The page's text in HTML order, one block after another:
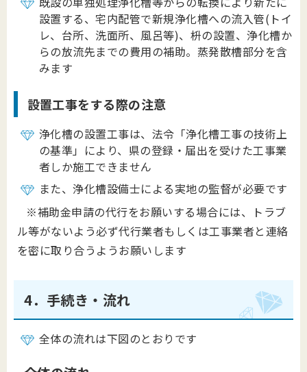
設置する、宅内配管で新規浄化槽への流入管(トイ
レ、台所、洗面所、風呂等)、枡の設置、浄化槽か
らの放流先までの費用の補助。蒸発散槽部分を含
みます
設置工事をする際の注意
浄化槽の設置工事は、法令「浄化槽工事の技術上
の基準」により、県の登録・届出を受けた工事業
者しか施工できません
また、浄化槽設備士による実地の監督が必要です
※補助金申請の代行をお願いする場合には、トラブ
ル等がないよう必ず代行業者もしくは工事業者と連絡
を密に取り合うようお願いします
4．手続き・流れ
全体の流れは下図のとおりです